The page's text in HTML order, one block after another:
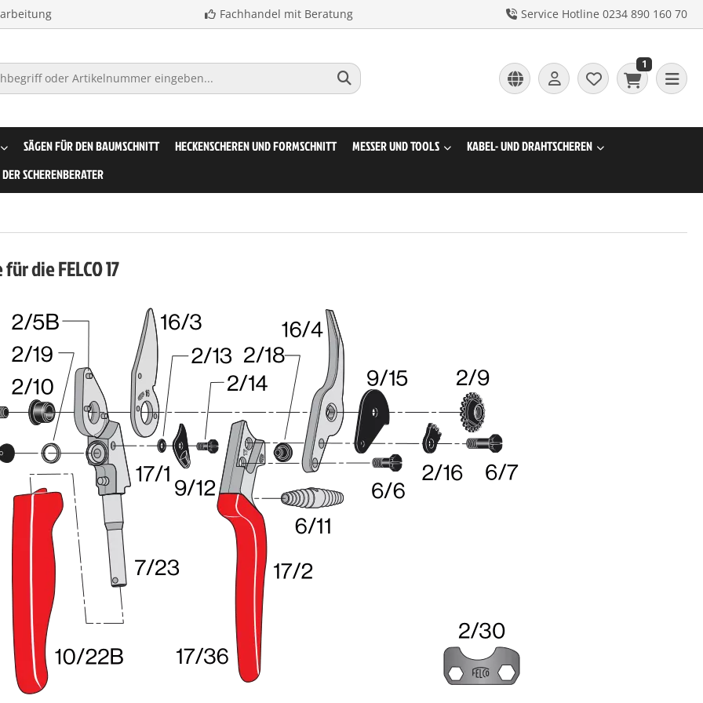
Fachhandel mit Beratung Service Hotline 0234 890 160 70
1
SÄGEN FÜR DEN BAUMSCHNITT HECKENSCHEREN UND FORMSCHNITT MESSER UND TOOLS
KABEL- UND DRAHTSCHEREN
DER SCHERENBERATER
die FELCO 17